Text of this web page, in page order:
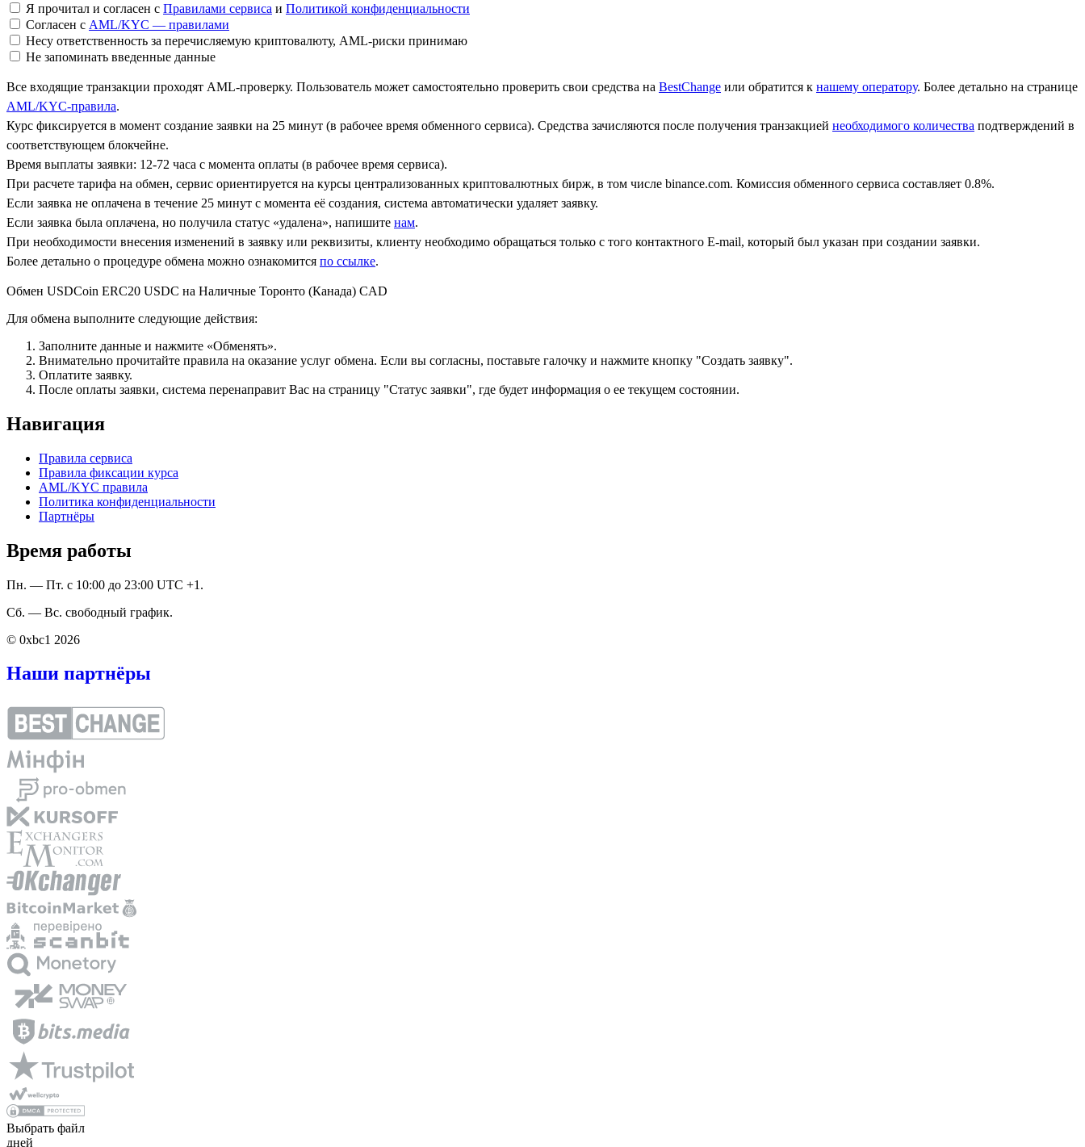
Я прочитал и согласен с Правилами сервиса и Политикой конфиденциальности
Согласен с AML/KYC — правилами
Несу ответственность за перечисляемую криптовалюту, AML-риски принимаю
Не запоминать введенные данные
Все входящие транзакции проходят AML-проверку. Пользователь может самостоятельно проверить свои средства на BestChange или обратится к нашему оператору. Более детально на странице
AML/KYC-правила.
Курс фиксируется в момент создание заявки на 25 минут (в рабочее время обменного сервиса). Средства зачисляются после получения транзакцией необходимого количества подтверждений в
соответствующем блокчейне.
Время выплаты заявки: 12-72 часа с момента оплаты (в рабочее время сервиса).
При расчете тарифа на обмен, сервис ориентируется на курсы централизованных криптовалютных бирж, в том числе binance.com. Комиссия обменного сервиса составляет 0.8%.
Если заявка не оплачена в течение 25 минут с момента её создания, система автоматически удаляет заявку.
Если заявка была оплачена, но получила статус «удалена», напишите нам.
При необходимости внесения изменений в заявку или реквизиты, клиенту необходимо обращаться только с того контактного Е-mail, который был указан при создании заявки.
Более детально о процедуре обмена можно ознакомится по ссылке.
Обмен USDCoin ERC20 USDC на Наличные Торонто (Канада) CAD
Для обмена выполните следующие действия:
Заполните данные и нажмите «Обменять».
Внимательно прочитайте правила на оказание услуг обмена. Если вы согласны, поставьте галочку и нажмите кнопку "Создать заявку".
Оплатите заявку.
После оплаты заявки, система перенаправит Вас на страницу "Статус заявки", где будет информация о ее текущем состоянии.
Навигация
Правила сервиса
Правила фиксации курса
AML/KYC правила
Политика конфиденциальности
Партнёры
Время работы
Пн. — Пт. с 10:00 до 23:00 UTC +1.
Сб. — Вс. свободный график.
© 0xbc1 2026
Наши партнёры
Выбрать файл
дней